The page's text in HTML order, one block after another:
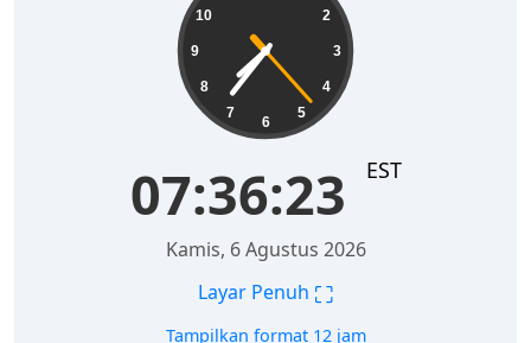
2
3
4
5
6
7
8
9
10
07:36:24 EST
Kamis, 6 Agustus 2026
Layar Penuh ⛶
Tampilkan format 12 jam